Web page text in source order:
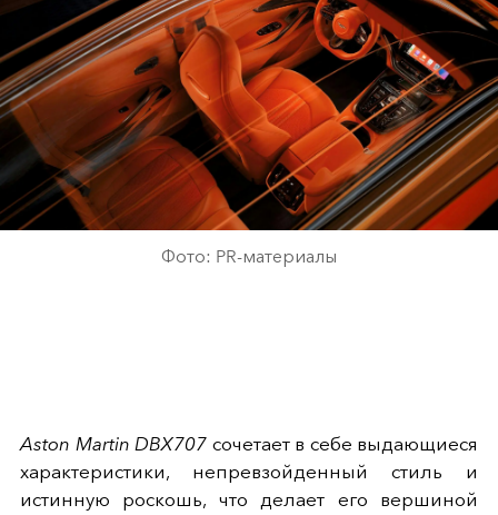
Фото: PR-материалы
Aston Martin DBX707 сочетает в себе выдающиеся
характеристики, непревзойденный стиль и
истинную роскошь, что делает его вершиной